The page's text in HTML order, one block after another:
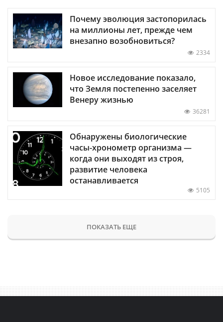
Почему эволюция застопорилась
на миллионы лет, прежде чем
внезапно возобновиться?
2334
Новое исследование показало,
что Земля постепенно заселяет
Венеру жизнью
36281
Обнаружены биологические
часы-хронометр организма —
когда они выходят из строя,
развитие человека
останавливается
5105
ПОКАЗАТЬ ЕЩЕ